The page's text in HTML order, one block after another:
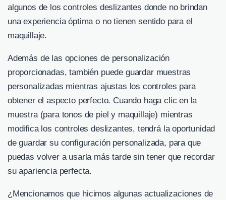
algunos de los controles deslizantes donde no brindan
una experiencia óptima o no tienen sentido para el
maquillaje.
Además de las opciones de personalización
proporcionadas, también puede guardar muestras
personalizadas mientras ajustas los controles para
obtener el aspecto perfecto. Cuando haga clic en la
muestra (para tonos de piel y maquillaje) mientras
modifica los controles deslizantes, tendrá la oportunidad
de guardar su configuración personalizada, para que
puedas volver a usarla más tarde sin tener que recordar
su apariencia perfecta.
¿Mencionamos que hicimos algunas actualizaciones de